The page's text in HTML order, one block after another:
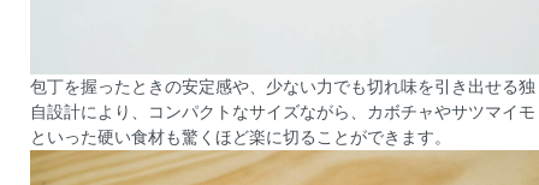
包丁を握ったときの安定感や、少ない力でも切れ味を引き出せる独
自設計により、コンパクトなサイズながら、カボチャやサツマイモ
といった硬い食材も驚くほど楽に切ることができます。